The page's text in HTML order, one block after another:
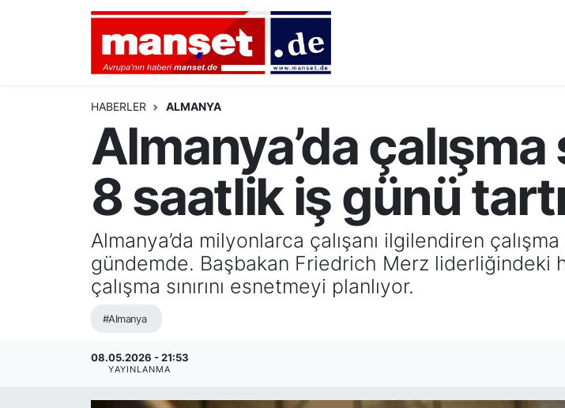
HABERLER ALMANYA
Almanya’da
8 saatlik iş günü
Almanya’da milyonlarca çalışanı ilgilendiren
gündemde. Başbakan Friedrich Merz liderliğindeki
çalışma sınırını esnetmeyi planlıyor.
#Almanya
08.05.2026 - 21:53
YAYINLANMA
AVRUPA
ALMANYA
TÜRKİYE
DEUTSCH
Nöbetçi Eczaneler
Hava Durumu
Namaz Vakitleri
Trafik Durumu
Tüm Manşetler
Son Dakika Haberleri